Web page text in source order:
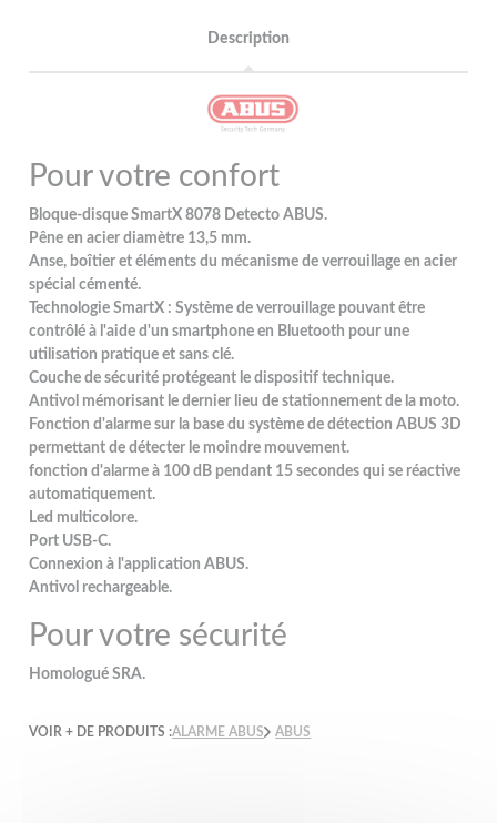
Description
Pour votre confort
Bloque-disque SmartX 8078 Detecto ABUS.
Pêne en acier diamètre 13,5 mm.
Anse, boîtier et éléments du mécanisme de verrouillage en acier
spécial cémenté.
Technologie SmartX : Système de verrouillage pouvant être
contrôlé à l'aide d'un smartphone en Bluetooth pour une
utilisation pratique et sans clé.
Couche de sécurité protégeant le dispositif technique.
Antivol mémorisant le dernier lieu de stationnement de la moto.
Fonction d'alarme sur la base du système de détection ABUS 3D
permettant de détecter le moindre mouvement.
fonction d'alarme à 100 dB pendant 15 secondes qui se réactive
automatiquement.
Led multicolore.
Port USB-C.
Connexion à l'application ABUS.
Antivol rechargeable.
Pour votre sécurité
Homologué SRA.
VOIR + DE PRODUITS :ALARME ABUS ABUS